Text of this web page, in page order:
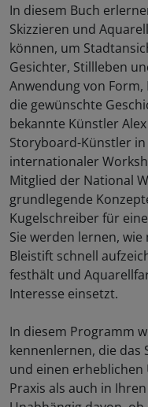
In diesem Buch
Skizzieren und
können, um
Gesichter, Stillleben
Anwendung von
die gewünschte
bekannte Künstler
Storyboard-Künstler
internationaler
Mitglied der National
grundlegende
Kugelschreiber für
Sie werden lernen,
Bleistift schnell
festhält und
Interesse einsetzt.
In diesem Programm
kennenlernen, die das
und einen
Praxis als auch in